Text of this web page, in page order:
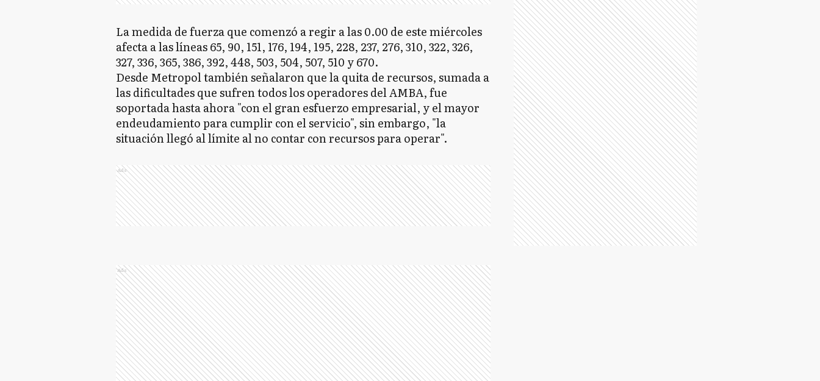
La medida de fuerza que comenzó a regir a las 0.00 de este miércoles
afecta a las líneas 65, 90, 151, 176, 194, 195, 228, 237, 276, 310, 322, 326,
327, 336, 365, 386, 392, 448, 503, 504, 507, 510 y 670.
Desde Metropol también señalaron que la quita de recursos, sumada a
las dificultades que sufren todos los operadores del AMBA, fue
soportada hasta ahora "con el gran esfuerzo empresarial, y el mayor
endeudamiento para cumplir con el servicio", sin embargo, "la
situación llegó al límite al no contar con recursos para operar".
Ads
Ads